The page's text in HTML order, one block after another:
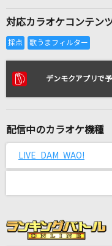
リアルタイ
私は貴方がいいので
愛とか恋とか
降りそうな幾億の星
対応カラオケコンテン
デンモクアプリで
配信中のカラオケ機種
LIVE DAM WAO!